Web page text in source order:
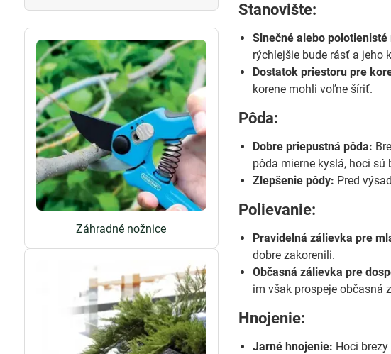
Stanovište:
Slnečné alebo polotienisté
rýchlejšie bude rásť a jeho
Dostatok priestoru pre
korene mohli voľne šíriť.
Pôda:
Dobre priepustná pôda:
pôda mierne kyslá, hoci
Zlepšenie pôdy: Pred
Polievanie:
Pravidelná zálievka pre
dobre zakorenili.
Občasná zálievka pre
im však prospeje občasná
Hnojenie:
Jarné hnojenie: Hoci
Záhradné nožnice